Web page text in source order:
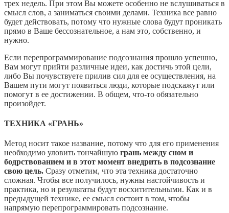
трех недель. При этом Вы можете особенно не вслушиваться в
смысл слов, а заниматься своими делами. Техника все равно
будет действовать, потому что нужные слова будут проникать
прямо в Ваше бессознательное, а нам это, собственно, и
нужно.
Если перепрограммирование подсознания прошло успешно,
Вам могут прийти различные идеи, как достичь этой цели,
либо Вы почувствуете прилив сил для ее осуществления, на
Вашем пути могут появиться люди, которые подскажут или
помогут в ее достижении. В общем, что-то обязательно
произойдет.
ТЕХНИКА «ГРАНЬ»
Метод носит такое название, потому что для его применения
необходимо уловить тончайшую грань между сном и
бодрствованием и в этот момент внедрить в подсознание
свою цель. Сразу отметим, что эта техника достаточно
сложная. Чтобы все получилось, нужны настойчивость и
практика, но и результаты будут восхитительными. Как и в
предыдущей технике, ее смысл состоит в том, чтобы
напрямую перепрограммировать подсознание.